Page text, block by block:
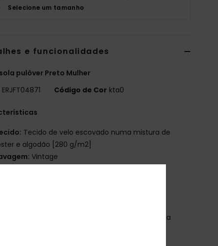
Selecione um tamanho
e funcionalidades
pulôver Preto Mulher
ERJFT04871 Código de Cor kta0
Tecido de velo escovado numa mistura de
e algodão [280 g/m2]
Vintage
Bordado com coração Roxy na